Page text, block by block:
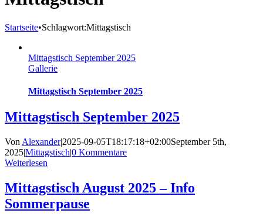
Startseite•Schlagwort:Mittagstisch
Mittagstisch September 2025
Gallerie
Mittagstisch September 2025
Mittagstisch September 2025
Von Alexander|2025-09-05T18:17:18+02:00September 5th,
2025|Mittagstisch|0 Kommentare
Weiterlesen
Mittagstisch August 2025 – Info
Sommerpause